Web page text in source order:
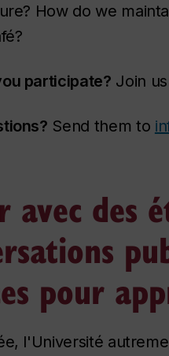
How do we
participate? Join us
Send them to
avec des
pour
l'Université